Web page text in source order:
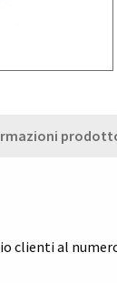
clienti al